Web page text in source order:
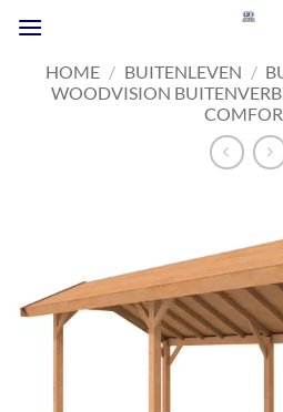
naar
inhoudHOME / BUITENLEVEN /
WOODVISION